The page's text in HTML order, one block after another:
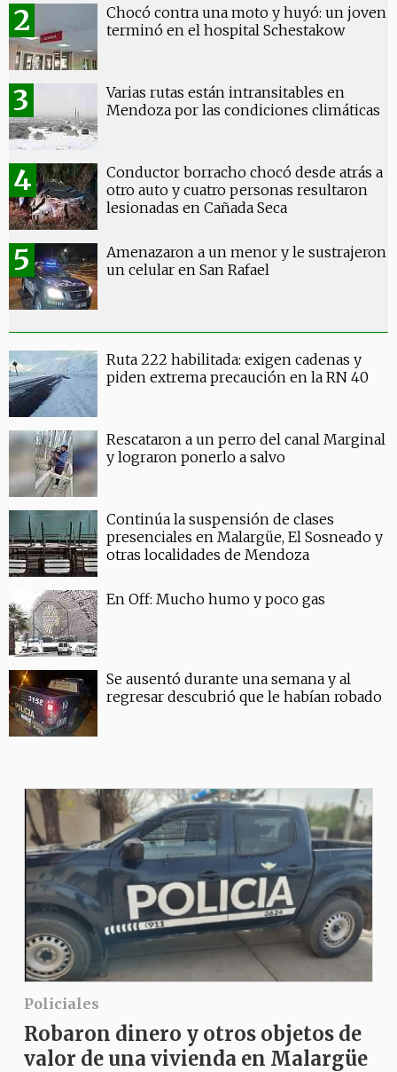
Chocó contra una moto y huyó: un joven
terminó en el hospital Schestakow
Varias rutas están intransitables en
Mendoza por las condiciones climáticas
Conductor borracho chocó desde atrás a
otro auto y cuatro personas resultaron
lesionadas en Cañada Seca
Amenazaron a un menor y le sustrajeron
un celular en San Rafael
Ruta 222 habilitada: exigen cadenas y
piden extrema precaución en la RN 40
Rescataron a un perro del canal Marginal
y lograron ponerlo a salvo
Continúa la suspensión de clases
presenciales en Malargüe, El Sosneado y
otras localidades de Mendoza
En Off: Mucho humo y poco gas
Se ausentó durante una semana y al
regresar descubrió que le habían robado
Policiales
Robaron dinero y otros objetos de
valor de una vivienda en Malargüe